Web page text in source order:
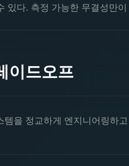
있다. 측정 가능한 무결성만
이드오프
템을 정교하게 엔지니어링하